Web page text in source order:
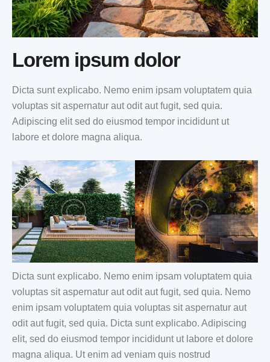
Lorem ipsum dolor
Dicta sunt explicabo. Nemo enim ipsam voluptatem quia
voluptas sit aspernatur aut odit aut fugit, sed quia.
Adipiscing elit sed do eiusmod tempor incididunt ut
labore et dolore magna aliqua.
Dicta sunt explicabo. Nemo enim ipsam voluptatem quia
voluptas sit aspernatur aut odit aut fugit, sed quia. Nemo
enim ipsam voluptatem quia voluptas sit aspernatur aut
odit aut fugit, sed quia. Dicta sunt explicabo. Adipiscing
elit, sed do eiusmod tempor incididunt ut labore et dolore
magna aliqua. Ut enim ad veniam quis nostrud